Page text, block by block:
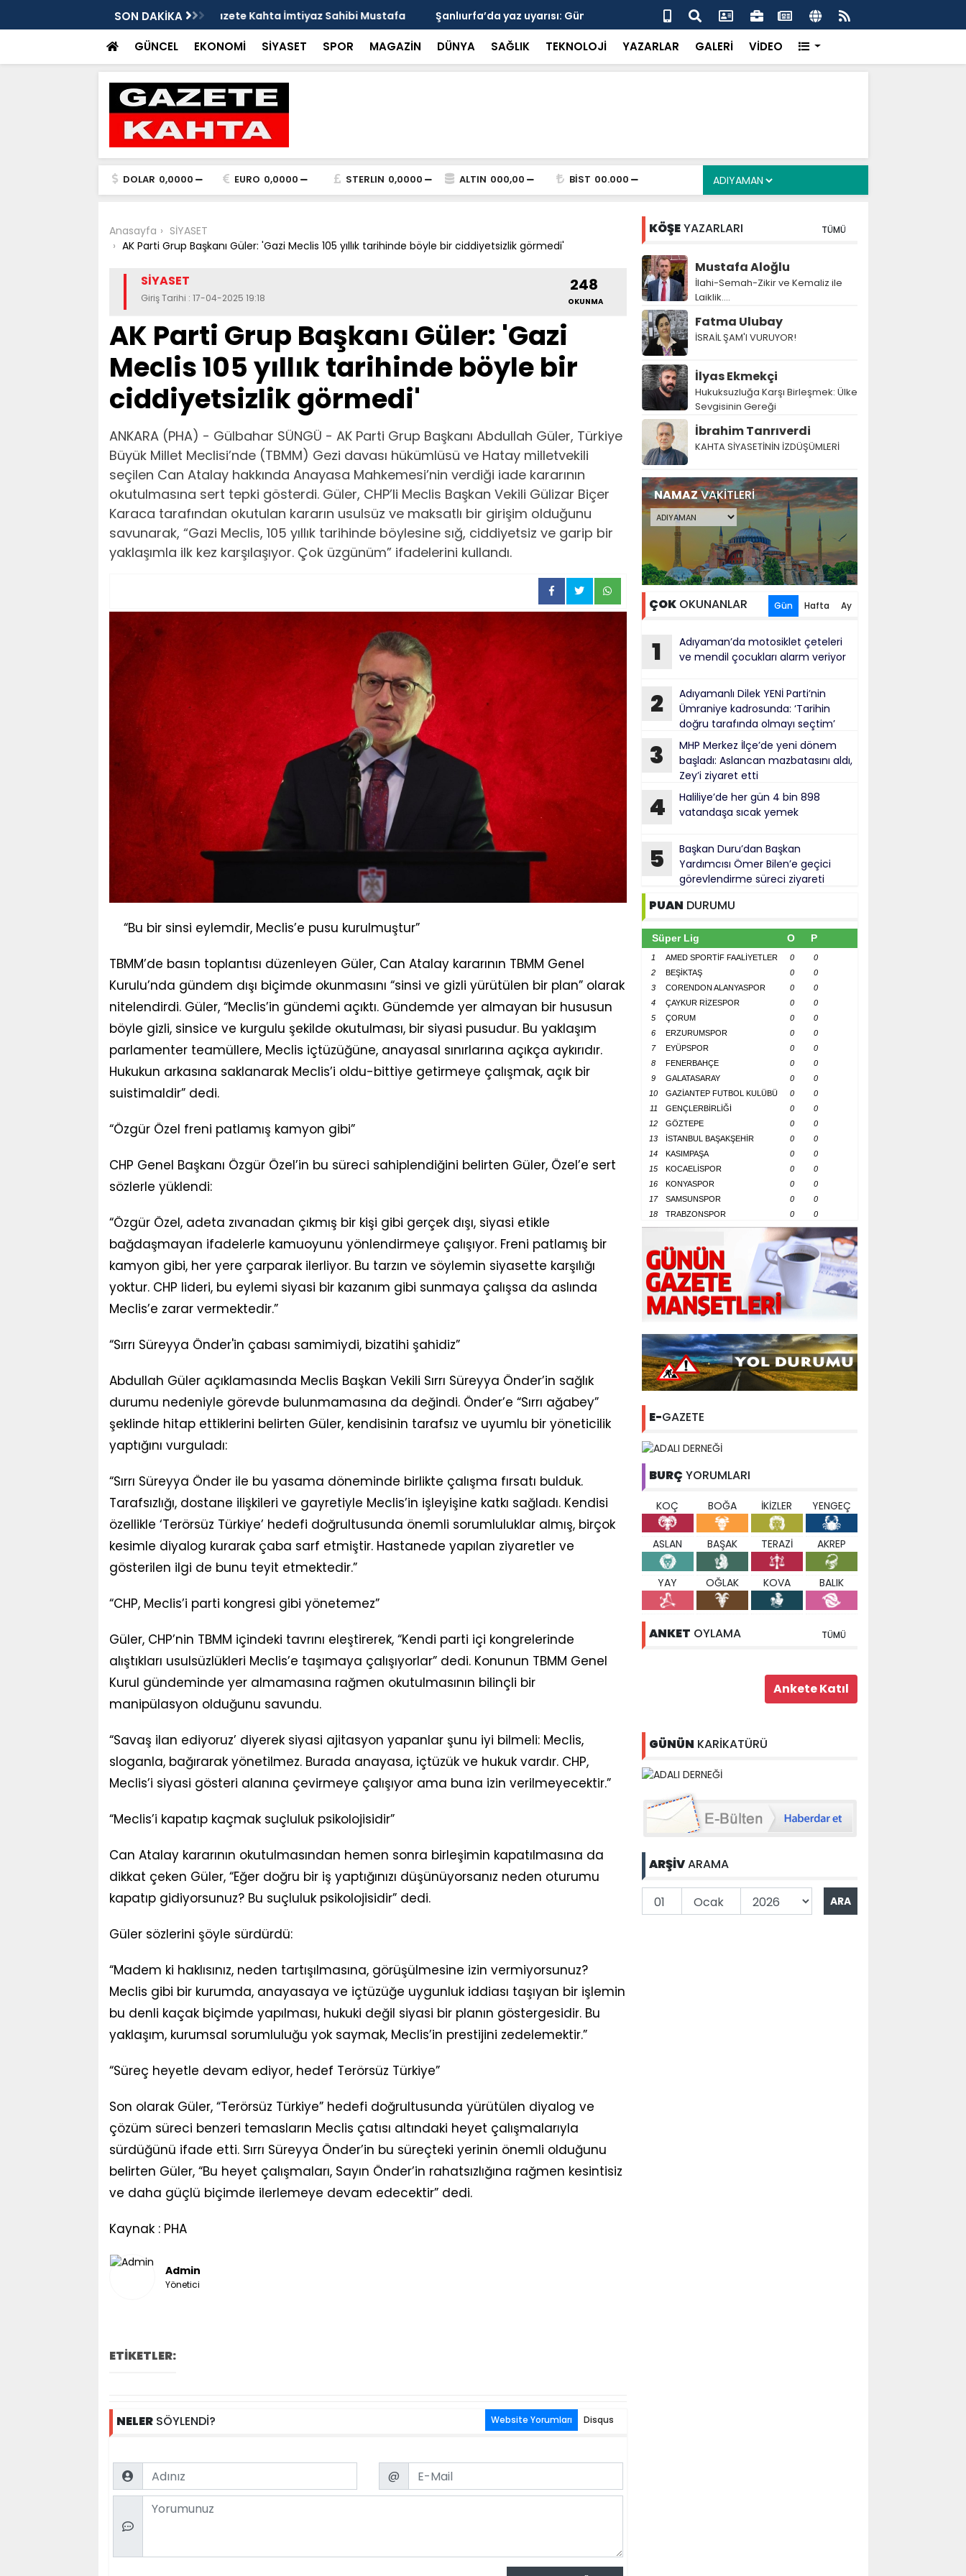
SON DAKİKA
Kahta İmtiyaz Sahibi Mustafa
Şanlıurfa’da yaz uyarısı: Güneşten Korunmayı Alışkanlık Haline
Getirin
Haliliye’de her gün 4 bin 898 vatandaşa sıcak yemek
GÜNCEL EKONOMİ SİYASET SPOR MAGAZİN DÜNYA SAĞLIK TEKNOLOJİ YAZARLAR GALERİ VİDEO
DOLAR 0,0000 EURO 0,0000 STERLIN 0,0000 ALTIN 000,00 BİST 00.000
Anasayfa
SİYASET
AK Parti Grup Başkanı Güler: 'Gazi Meclis 105 yıllık tarihinde böyle bir ciddiyetsizlik görmedi'
SİYASET
Giriş Tarihi : 17-04-2025 19:18
248
OKUNMA
AK Parti Grup Başkanı Güler: 'Gazi
Meclis 105 yıllık tarihinde böyle bir
ciddiyetsizlik görmedi'
ANKARA (PHA) - Gülbahar SÜNGÜ - AK Parti Grup Başkanı Abdullah Güler, Türkiye
Büyük Millet Meclisi’nde (TBMM) Gezi davası hükümlüsü ve Hatay milletvekili
seçilen Can Atalay hakkında Anayasa Mahkemesi’nin verdiği iade kararının
okutulmasına sert tepki gösterdi. Güler, CHP’li Meclis Başkan Vekili Gülizar Biçer
Karaca tarafından okutulan kararın usulsüz ve maksatlı bir girişim olduğunu
savunarak, “Gazi Meclis, 105 yıllık tarihinde böylesine sığ, ciddiyetsiz ve garip bir
yaklaşımla ilk kez karşılaşıyor. Çok üzgünüm” ifadelerini kullandı.
“Bu bir sinsi eylemdir, Meclis’e pusu kurulmuştur”
TBMM’de basın toplantısı düzenleyen Güler, Can Atalay kararının TBMM Genel
Kurulu’nda gündem dışı biçimde okunmasını “sinsi ve gizli yürütülen bir plan” olarak
nitelendirdi. Güler, “Meclis’in gündemi açıktı. Gündemde yer almayan bir hususun
böyle gizli, sinsice ve kurgulu şekilde okutulması, bir siyasi pusudur. Bu yaklaşım
parlamenter teamüllere, Meclis içtüzüğüne, anayasal sınırlarına açıkça aykırıdır.
Hukukun arkasına saklanarak Meclis’i oldu-bittiye getirmeye çalışmak, açık bir
suistimaldir” dedi.
“Özgür Özel freni patlamış kamyon gibi”
CHP Genel Başkanı Özgür Özel’in bu süreci sahiplendiğini belirten Güler, Özel’e sert
sözlerle yüklendi:
“Özgür Özel, adeta zıvanadan çıkmış bir kişi gibi gerçek dışı, siyasi etikle
bağdaşmayan ifadelerle kamuoyunu yönlendirmeye çalışıyor. Freni patlamış bir
kamyon gibi, her yere çarparak ilerliyor. Bu tarzın ve söylemin siyasette karşılığı
yoktur. CHP lideri, bu eylemi siyasi bir kazanım gibi sunmaya çalışsa da aslında
Meclis’e zarar vermektedir.”
“Sırrı Süreyya Önder'in çabası samimiydi, bizatihi şahidiz”
Abdullah Güler açıklamasında Meclis Başkan Vekili Sırrı Süreyya Önder’in sağlık
durumu nedeniyle görevde bulunmamasına da değindi. Önder’e “Sırrı ağabey”
şeklinde hitap ettiklerini belirten Güler, kendisinin tarafsız ve uyumlu bir yöneticilik
yaptığını vurguladı:
“Sırrı Süreyya Önder ile bu yasama döneminde birlikte çalışma fırsatı bulduk.
Tarafsızlığı, dostane ilişkileri ve gayretiyle Meclis’in işleyişine katkı sağladı. Kendisi
özellikle ‘Terörsüz Türkiye’ hedefi doğrultusunda önemli sorumluluklar almış, birçok
kesimle diyalog kurarak çaba sarf etmiştir. Hastanede yapılan ziyaretler ve
gösterilen ilgi de bunu teyit etmektedir.”
“CHP, Meclis’i parti kongresi gibi yönetemez”
Güler, CHP’nin TBMM içindeki tavrını eleştirerek, “Kendi parti içi kongrelerinde
alıştıkları usulsüzlükleri Meclis’e taşımaya çalışıyorlar” dedi. Konunun TBMM Genel
Kurul gündeminde yer almamasına rağmen okutulmasının bilinçli bir
manipülasyon olduğunu savundu.
“Savaş ilan ediyoruz’ diyerek siyasi ajitasyon yapanlar şunu iyi bilmeli: Meclis,
sloganla, bağırarak yönetilmez. Burada anayasa, içtüzük ve hukuk vardır. CHP,
Meclis’i siyasi gösteri alanına çevirmeye çalışıyor ama buna izin verilmeyecektir.”
“Meclis’i kapatıp kaçmak suçluluk psikolojisidir”
Can Atalay kararının okutulmasından hemen sonra birleşimin kapatılmasına da
dikkat çeken Güler, “Eğer doğru bir iş yaptığınızı düşünüyorsanız neden oturumu
kapatıp gidiyorsunuz? Bu suçluluk psikolojisidir” dedi.
Güler sözlerini şöyle sürdürdü:
“Madem ki haklısınız, neden tartışılmasına, görüşülmesine izin vermiyorsunuz?
Meclis gibi bir kurumda, anayasaya ve içtüzüğe uygunluk iddiası taşıyan bir işlemin
bu denli kaçak biçimde yapılması, hukuki değil siyasi bir planın göstergesidir. Bu
yaklaşım, kurumsal sorumluluğu yok saymak, Meclis’in prestijini zedelemektir.”
“Süreç heyetle devam ediyor, hedef Terörsüz Türkiye”
Son olarak Güler, “Terörsüz Türkiye” hedefi doğrultusunda yürütülen diyalog ve
çözüm süreci benzeri temasların Meclis çatısı altındaki heyet çalışmalarıyla
sürdüğünü ifade etti. Sırrı Süreyya Önder’in bu süreçteki yerinin önemli olduğunu
belirten Güler, “Bu heyet çalışmaları, Sayın Önder’in rahatsızlığına rağmen kesintisiz
ve daha güçlü biçimde ilerlemeye devam edecektir” dedi.
Kaynak : PHA
Admin
Yönetici
ETİKETLER:
NELERSÖYLENDİ? Website Yorumları Disqus
Name Email
@
Comment
KÖŞEYAZARLARI TÜMÜ
Mustafa Aloğlu
İlahi-Semah-Zikir ve Kemaliz ile
Laiklik….
Fatma Ulubay
İSRAİL ŞAM'I VURUYOR!
İlyas Ekmekçi
Hukuksuzluğa Karşı Birleşmek: Ülke
Sevgisinin Gereği
İbrahim Tanrıverdi
KAHTA SİYASETİNİN İZDÜŞÜMLERİ
NAMAZVAKİTLERİ
ÇOKOKUNANLAR Gün Hafta Ay
1
Adıyaman’da motosiklet çeteleri
ve mendil çocukları alarm veriyor
2
Adıyamanlı Dilek YENİ Parti’nin
Ümraniye kadrosunda: ‘Tarihin
doğru tarafında olmayı seçtim’
3
MHP Merkez İlçe’de yeni dönem
başladı: Aslancan mazbatasını aldı,
Zey’i ziyaret etti
4
Haliliye’de her gün 4 bin 898
vatandaşa sıcak yemek
5
Başkan Duru’dan Başkan
Yardımcısı Ömer Bilen’e geçici
görevlendirme süreci ziyareti
PUAN DURUMU
Süper Lig O P
1 AMED SPORTİF FAALİYETLER 0
0
2
BEŞİKTAŞ 0
0
3
CORENDON ALANYASPOR 0
0
4
ÇAYKUR RİZESPOR 0
0
5
ÇORUM 0
0
6
ERZURUMSPOR 0
0
7
EYÜPSPOR 0
0
8
FENERBAHÇE 0
0
9
GALATASARAY 0
0
10
GAZİANTEP FUTBOL KULÜBÜ 0
0
11
GENÇLERBİRLİĞİ 0
0
12
GÖZTEPE 0
0
13
İSTANBUL BAŞAKŞEHİR 0
0
14
KASIMPAŞA 0
0
15
KOCAELİSPOR 0
0
16
KONYASPOR 0
0
17
SAMSUNSPOR 0
0
18
TRABZONSPOR 0 0
E-GAZETE
BURÇ YORUMLARI
KOÇ BOĞA İKİZLER YENGEÇ
ASLAN BAŞAK TERAZİ AKREP
YAY OĞLAK KOVA BALIK
ANKET OYLAMA TÜMÜ
GÜNÜN KARİKATÜRÜ
ARŞİVARAMA